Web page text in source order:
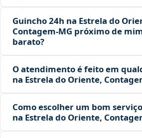
Guincho 24h na Estrela do
Contagem‑MG próximo de
barato?
O atendimento é feito em
na Estrela do Oriente,
Como escolher um bom
na Estrela do Oriente,